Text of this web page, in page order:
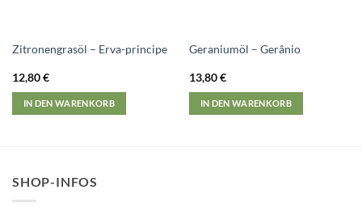
Zitronengrasöl – Erva-principe
12,80€
IN DEN WARENKORB
Geraniumöl – Gerânio
13,80€
IN DEN WARENKORB
SHOP-INFOS